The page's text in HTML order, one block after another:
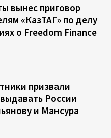
вынес приговор
«КазТАГ» по делу
о Freedom Finance
призвали
России
и Мансура